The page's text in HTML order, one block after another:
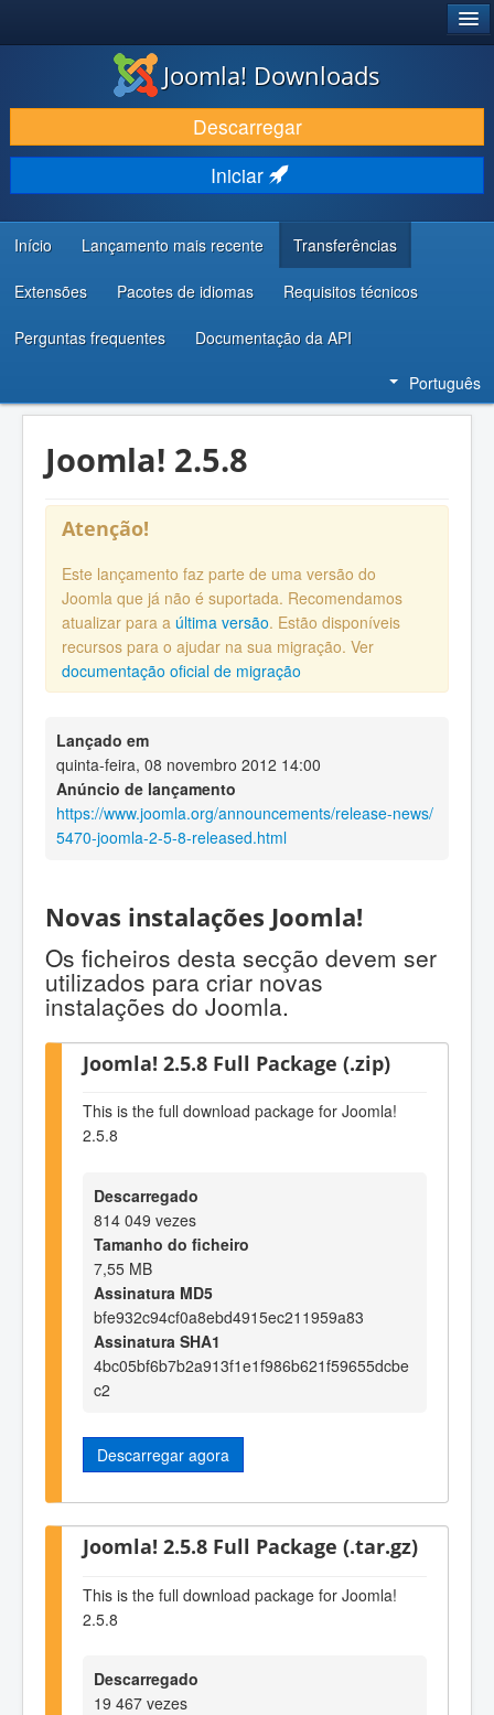
DESCARREGAR E EVOLUIR
DESCOBRIR E APRENDER
COMUNIDADE E SUPORTE
RECURSOS PARA PROGRAMADORES
Joomla! Downloads
Descarregar
Iniciar
Início Lançamento mais recente Transferências
Extensões Pacotes de idiomas Requisitos técnicos
Perguntas frequentes Documentação da API
Português
Joomla! 2.5.8
Atenção!
Este lançamento faz parte de uma versão do
Joomla que já não é suportada. Recomendamos
atualizar para a última versão. Estão disponíveis
recursos para o ajudar na sua migração. Ver
documentação oficial de migração
Lançado em
quinta-feira, 08 novembro 2012 14:00
Anúncio de lançamento
https://www.joomla.org/announcements/release-news/
5470-joomla-2-5-8-released.html
Novas instalações Joomla!
Os ficheiros desta secção devem ser
utilizados para criar novas
instalações do Joomla.
Joomla! 2.5.8 Full Package (.zip)
This is the full download package for Joomla!
2.5.8
Descarregado
814 049 vezes
Tamanho do ficheiro
7,55 MB
Assinatura MD5
bfe932c94cf0a8ebd4915ec211959a83
Assinatura SHA1
4bc05bf6b7b2a913f1e1f986b621f59655dcbe
c2
Descarregar agora
Joomla! 2.5.8 Full Package (.tar.gz)
This is the full download package for Joomla!
2.5.8
Descarregado
19 467 vezes